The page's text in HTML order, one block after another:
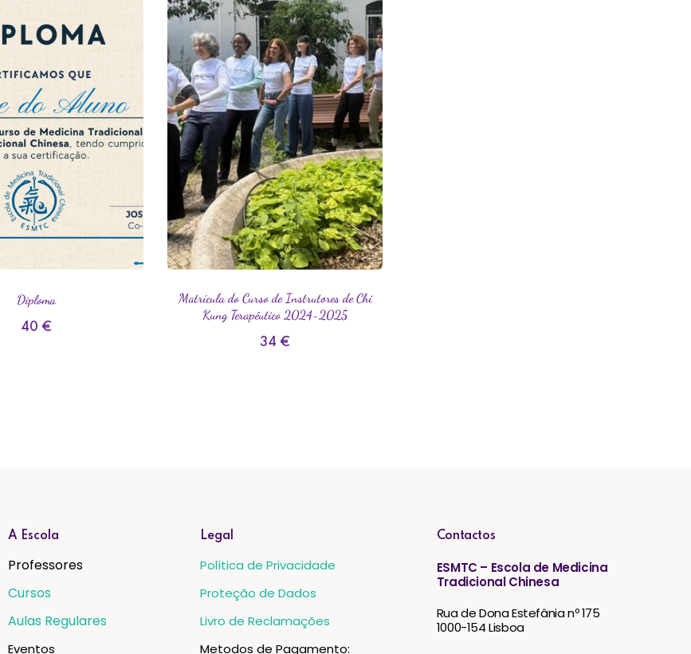
Diploma
40 €
Matrícula do Curso de Instrutores de Chi
Kung Terapêutico 2024-2025
34 €
A Escola
Professores
Cursos
Aulas Regulares
Eventos
Legal
Política de Privacidade
Proteção de Dados
Livro de Reclamações
Metodos de Pagamento:
Contactos
ESMTC – Escola de Medicina
Tradicional Chinesa
Rua de Dona Estefânia nº 175
1000-154 Lisboa